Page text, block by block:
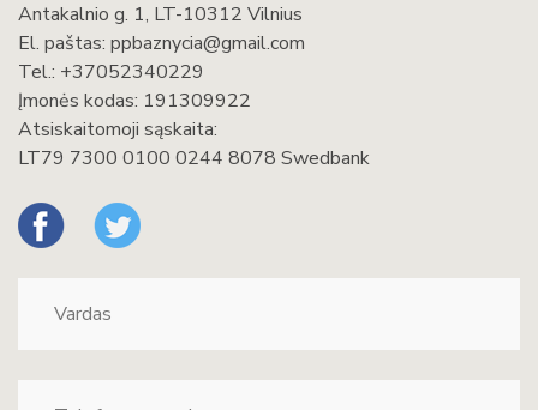
Antakalnio g. 1, LT-10312 Vilnius
El. paštas: ppbaznycia@gmail.com
Tel.: +37052340229
Įmonės kodas: 191309922
Atsiskaitomoji sąskaita:
LT79 7300 0100 0244 8078 Swedbank